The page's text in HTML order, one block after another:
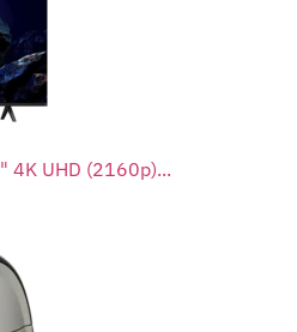
4K UHD (2160p)...